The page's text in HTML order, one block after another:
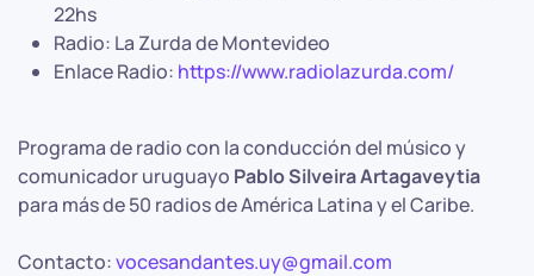
22hs
Radio: La Zurda de Montevideo
Enlace Radio: https://www.radiolazurda.com/
Programa de radio con la conducción del músico y
comunicador uruguayo Pablo Silveira Artagaveytia
para más de 50 radios de América Latina y el Caribe.
Contacto:vocesandantes.uy@gmail.com